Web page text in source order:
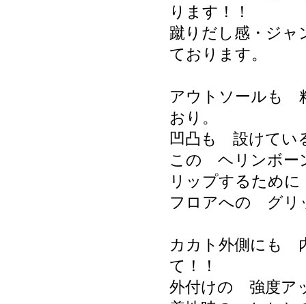
ります！！
蹴りだし感・ジ
ております。
アウトソールも
おり。
凹凸も 設けてい
この ヘリンボ
リップするため
フロアへの グ
カカト外側にも
て！！
外付けの 強度ア